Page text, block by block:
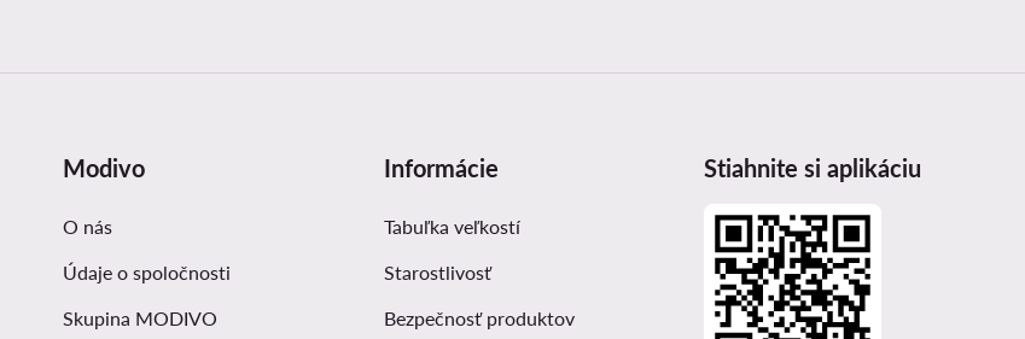
Modivo
O nás
Údaje o spoločnosti
Skupina MODIVO
Informácie
Tabuľka veľkostí
Starostlivosť
Bezpečnosť produktov
Stiahnite si aplikáciu